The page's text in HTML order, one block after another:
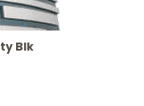
Blk